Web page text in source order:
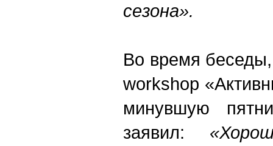
сезона».
Во время
workshop
минувшую
заявил: